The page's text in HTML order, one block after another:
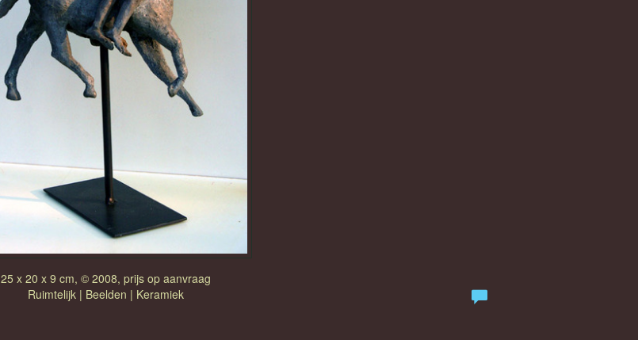
25 x 20 x 9 cm, © 2008, prijs op aanvraag
Ruimtelijk | Beelden | Keramiek